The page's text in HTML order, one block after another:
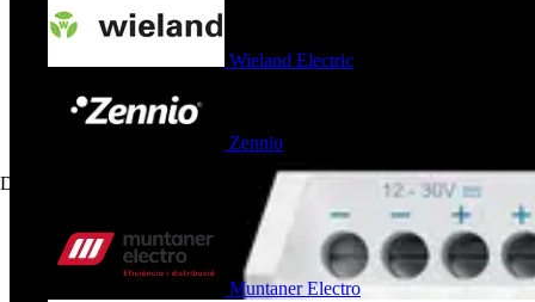
Wieland Electric
Zennio
Distribuidor
Muntaner Electro